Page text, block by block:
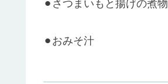
⚫︎さつまいもと揚げの煮物
⚫︎おみそ汁